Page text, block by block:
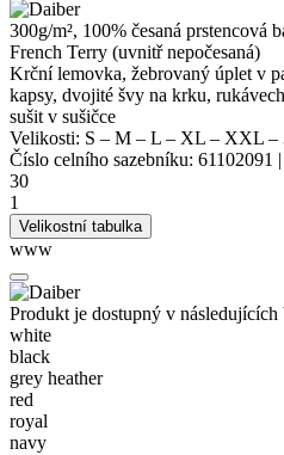
300g/m², 100% česaná prstencová
French Terry (uvnitř nepočesaná)
Krční lemovka, žebrovaný úplet v
kapsy, dvojité švy na krku,
sušit v sušičce
Velikosti: S – M – L – XL – XXL –
Číslo celního sazebníku: 61102091 |
30
1
Velikostní tabulka
www
Produkt je dostupný v následujících
white
black
grey heather
red
royal
navy